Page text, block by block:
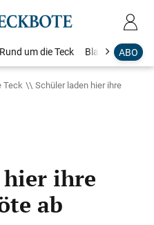
ABO
Rund um die Teck Blaulicht
Teck
Schüler laden hier ihre
hier ihre
ab